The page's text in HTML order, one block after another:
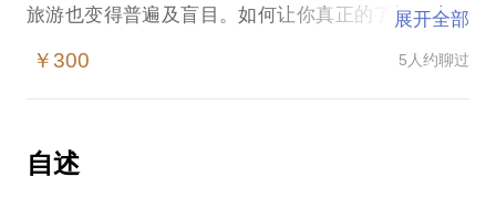
旅游也变得普遍及盲目。如何让你真正的了解日本，
在这样的情况下，赴日旅游/留学/日语考试容易遭
留学方面：盲目择校，易挑选签证通过率高的院校，
对其并不了解；
展开全部
￥300 5人约聊过
自述